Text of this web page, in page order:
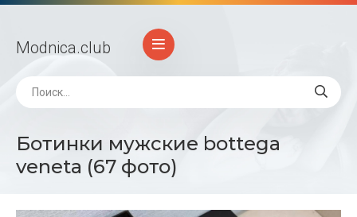
Modnica.club
Ботинки мужские bottega
veneta (67 фото)